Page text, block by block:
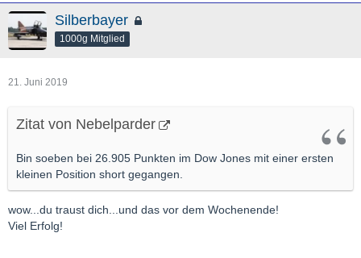
Silberbayer
1000g Mitglied
21. Juni 2019
Zitat von Nebelparder
Bin soeben bei 26.905 Punkten im Dow Jones mit einer ersten
kleinen Position short gegangen.
wow...du traust dich...und das vor dem Wochenende!
Viel Erfolg!